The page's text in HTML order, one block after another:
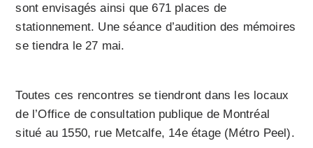
sont envisagés ainsi que 671 places de
stationnement. Une séance d’audition des mémoires
se tiendra le 27 mai.
Toutes ces rencontres se tiendront dans les locaux
de l’Office de consultation publique de Montréal
situé au 1550, rue Metcalfe, 14e étage (Métro Peel).